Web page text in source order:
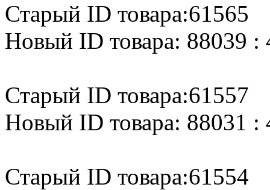
Старый ID товара:61565
Новый ID товара: 88039 :
Старый ID товара:61557
Новый ID товара: 88031 :
Старый ID товара:61554